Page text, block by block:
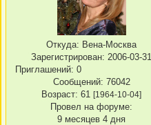
Откуда: Вена-Москва
Зарегистрирован: 2006-03-31
Приглашений: 0
Сообщений: 76042
Возраст: 61 [1964-10-04]
Провел на форуме:
9 месяцев 4 дня